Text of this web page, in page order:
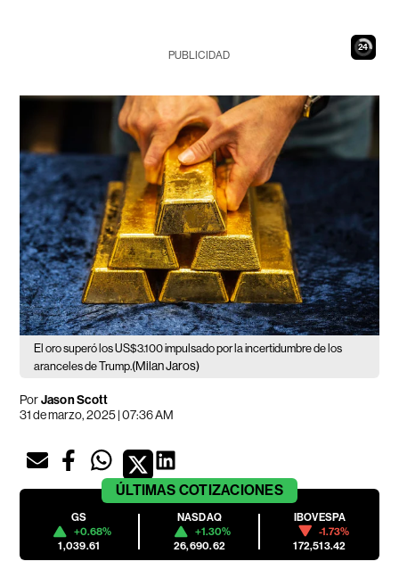
23
PUBLICIDAD
El oro superó los US$3.100 impulsado por la incertidumbre de los
aranceles de Trump.(Milan Jaros)
PorJason Scott
31 de marzo, 2025 | 07:36 AM
ÚLTIMAS COTIZACIONES
GS
+0.68%
1,039.61
NASDAQ
+1.30%
26,690.62
IBOVESPA
-1.73%
172,513.42